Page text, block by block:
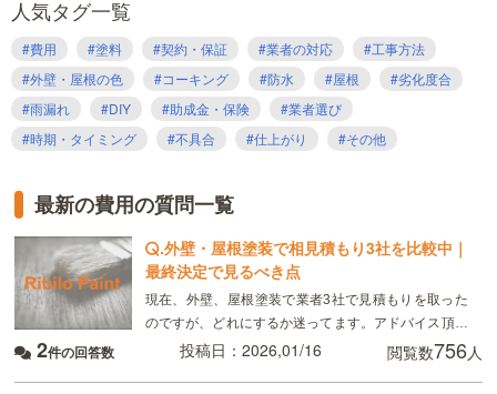
人気タグ一覧
#費用 #塗料 #契約・保証 #業者の対応
#工事方法
#外壁・屋根の色
#コーキング #防水 #屋根
#劣化度合
#雨漏れ
#DIY #助成金・保険
#業者選び
#時期・タイミング
#不具合 #仕上がり #その他
最新の費用の質問一覧
.外壁・屋根塗装で相見積もり3社を比較中｜
最終決定で見るべき点
現在、外壁、屋根塗装で業者3社で見積もりを取った
のですが、どれにするか迷ってます。アドバイス頂け
るとありがたいです。 外壁はサイディング、屋根はモ
2件の回答数 投稿日：2026,01/16 閲覧数756人